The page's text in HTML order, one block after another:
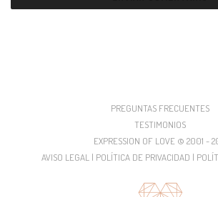
PREGUNTAS FRECUENTES
TESTIMONIOS
EXPRESSION OF LOVE © 2001 -
AVISO LEGAL | POLÍTICA DE PRIVACIDAD |